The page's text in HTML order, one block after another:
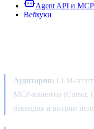
Agent API и MCP
Вебхуки
Аудитория: LLM-
MCP-клиенты (Cursor,
бэкендов и витрин